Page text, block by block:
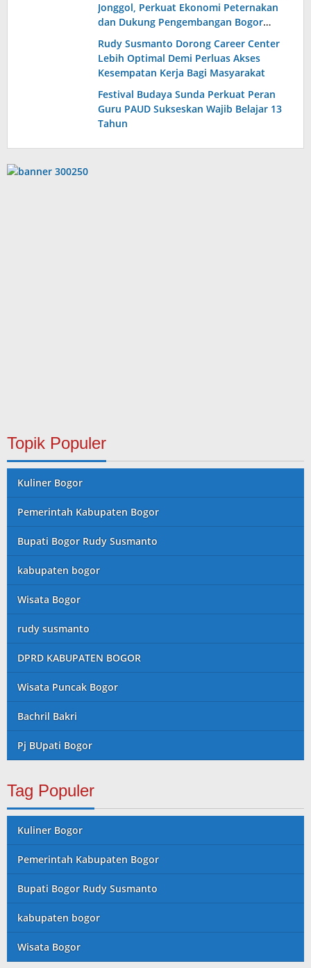
Jonggol, Perkuat Ekonomi Peternakan
dan Dukung Pengembangan Bogor
Timur
Rudy Susmanto Dorong Career Center
Lebih Optimal Demi Perluas Akses
Kesempatan Kerja Bagi Masyarakat
Festival Budaya Sunda Perkuat Peran
Guru PAUD Sukseskan Wajib Belajar 13
Tahun
Topik Populer
Kuliner Bogor
Pemerintah Kabupaten Bogor
Bupati Bogor Rudy Susmanto
kabupaten bogor
Wisata Bogor
rudy susmanto
DPRD KABUPATEN BOGOR
Wisata Puncak Bogor
Bachril Bakri
Pj BUpati Bogor
Tag Populer
Kuliner Bogor
Pemerintah Kabupaten Bogor
Bupati Bogor Rudy Susmanto
kabupaten bogor
Wisata Bogor